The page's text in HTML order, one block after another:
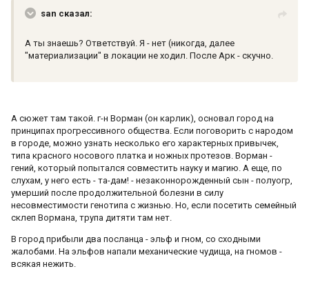
san сказал:
А ты знаешь? Ответствуй. Я - нет (никогда, далее
"материализации" в локации не ходил. После Арк - скучно.
А сюжет там такой. г-н Ворман (он карлик), основал город на
принципах прогрессивного общества. Если поговорить с народом
в городе, можно узнать несколько его характерных привычек,
типа красного носового платка и ножных протезов. Ворман -
гений, который попытался совместить науку и магию. А еще, по
слухам, у него есть - та-дам! - незаконнорожденный сын - полуогр,
умерший после продолжительной болезни в силу
несовместимости генотипа с жизнью. Но, если посетить семейный
склеп Вормана, трупа дитяти там нет.
В город прибыли два посланца - эльф и гном, со сходными
жалобами. На эльфов напали механические чудища, на гномов -
всякая нежить.